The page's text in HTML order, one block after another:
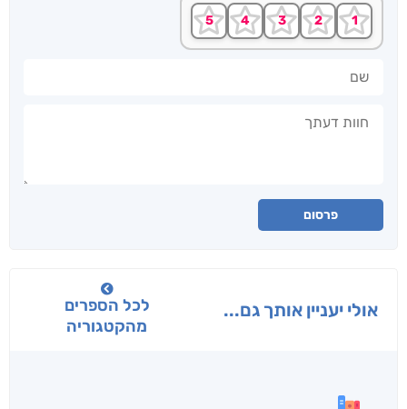
פרסום
אולי יעניין אותך גם...
לכל הספרים
מהקטגוריה